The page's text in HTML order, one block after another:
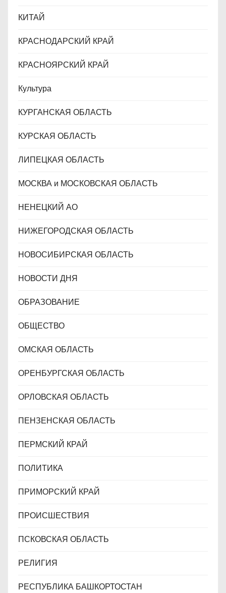
КИТАЙ
КРАСНОДАРСКИЙ КРАЙ
КРАСНОЯРСКИЙ КРАЙ
Культура
КУРГАНСКАЯ ОБЛАСТЬ
КУРСКАЯ ОБЛАСТЬ
ЛИПЕЦКАЯ ОБЛАСТЬ
МОСКВА и МОСКОВСКАЯ ОБЛАСТЬ
НЕНЕЦКИЙ АО
НИЖЕГОРОДСКАЯ ОБЛАСТЬ
НОВОСИБИРСКАЯ ОБЛАСТЬ
НОВОСТИ ДНЯ
ОБРАЗОВАНИЕ
ОБЩЕСТВО
ОМСКАЯ ОБЛАСТЬ
ОРЕНБУРГСКАЯ ОБЛАСТЬ
ОРЛОВСКАЯ ОБЛАСТЬ
ПЕНЗЕНСКАЯ ОБЛАСТЬ
ПЕРМСКИЙ КРАЙ
ПОЛИТИКА
ПРИМОРСКИЙ КРАЙ
ПРОИСШЕСТВИЯ
ПСКОВСКАЯ ОБЛАСТЬ
РЕЛИГИЯ
РЕСПУБЛИКА БАШКОРТОСТАН